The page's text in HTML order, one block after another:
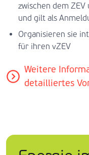
zwischen dem
und gilt als
Organisieren sie
für ihren vZEV
Weitere
detailliertes